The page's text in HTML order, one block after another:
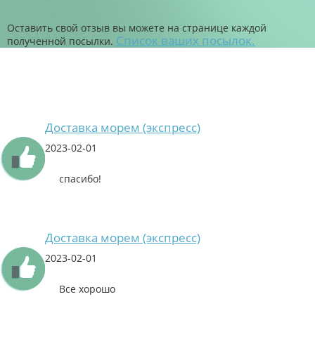
Оставить свой отзыв вы можете на странице каждой
полученной посылки. Список ваших посылок.
Доставка морем (экспресс)
2023-02-01
спасибо!
Доставка морем (экспресс)
2023-02-01
Все хорошо